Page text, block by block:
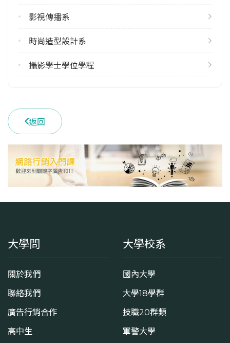
基隆市信義區義七路40號
影視傳播系
時尚造型設計系
攝影學士學位學程
返回
大學問
關於我們
聯絡我們
廣告行銷合作
高中生
大學校系
國內大學
大學18學群
技職20群類
軍警大學